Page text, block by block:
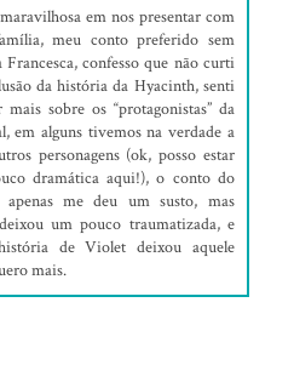
em nos presentar com
meu conto preferido sem
confesso que não curti
da história da Hyacinth, senti
mais sobre os “protagonistas” da
em alguns tivemos na verdade a
personagens (ok, posso estar
dramática aqui!), o conto do
apenas me deu um susto, mas
um pouco traumatizada, e
de Violet deixou aquele
mais.